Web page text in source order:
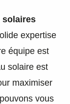
solaires
expertise
équipe est
solaire est
maximiser
vous